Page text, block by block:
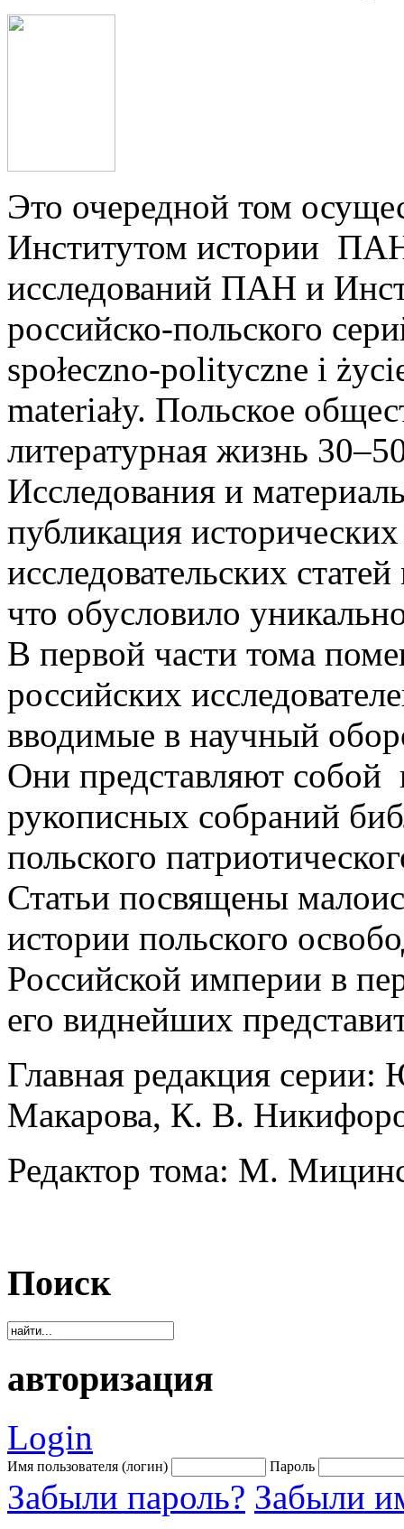
Это очередной том
Институтом истории
исследований ПАН и
российско-польского
społeczno-polityczne i
materiały. Польское
литературная жизнь
Исследования и
публикация
исследовательских
что обусловило
В первой части тома
российских
вводимые в научный
Они представляют собой
рукописных собраний
польского
Статьи посвящены
истории польского
Российской империи в
его виднейших
Главная редакция
Макарова, К. В.
Редактор тома: М.
Поиск
авторизация
Login
Имя пользователя (логин) Пароль
Забыли пароль? Забыли